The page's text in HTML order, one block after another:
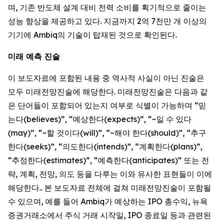
며, 기존 반도체 설계 대비 전력 소비를 획기적으로 줄이는
성능 향상을 제공하고 있다. 지금까지 2억 7천만 개 이상의
기기에 Ambiq의 기술이 탑재된 것으로 확인된다.
미래 예측 진술
이 보도자료에 포함된 내용 중 역사적 사실이 아닌 진술은
모두 미래전망진술에 해당한다. 미래전망진술은 다음과 같
은 단어들이 포함되어 있는지 여부로 식별이 가능하며 “믿
는다(believes)”, “예상한다(expects)”, “~일 수 있다
(may)”, “~할 것이다(will)”, “~해야 한다(should)”, “추구
한다(seeks)”, “의도한다(intends)”, “계획한다(plans)”,
“추정한다(estimates)”, “예측한다(anticipates)” 또는 전
략, 계획, 전망, 의도 등을 다루는 이와 유사한 표현들이 이에
해당한다.. 본 보도자료 전체에 걸쳐 미래전망진술이 포함될
수 있으며, 예를 들어 Ambiq가 예상하는 IPO 총수익, 뉴욕
증권거래소에서 주식 거래 시작일, IPO 종료일 등과 관련된